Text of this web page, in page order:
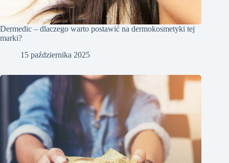
Dermedic – dlaczego warto postawić na dermokosmetyki tej
marki?
15 października 2025